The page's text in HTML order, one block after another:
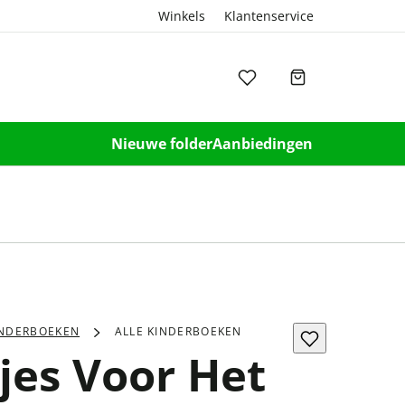
Winkels Klantenservice
Nieuwe folderAanbiedingen
ALLE KINDERBOEKEN
Voor Het